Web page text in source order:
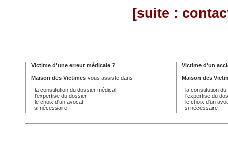
[suite :
Victime d'une erreur médicale ?
Maison des Victimes vous assiste dans :
- la constitution du dossier médical
- l'expertise du dossier
- le choix d'un avocat
si nécessaire
Victime d'un
Maison des
- la constitution
- l'expertise du
- le choix d'un
si nécessaire